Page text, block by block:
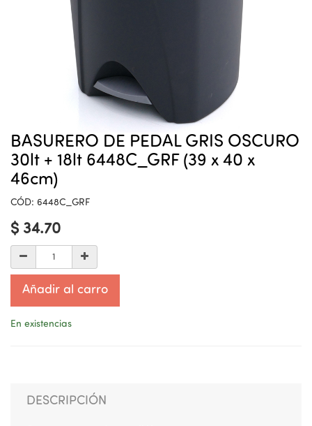
BASURERO DE PEDAL GRIS OSCURO
30lt + 18lt 6448C_GRF (39 x 40 x
46cm)
CÓD: 6448C_GRF
$ 34.70
Añadir al carro
En existencias
DESCRIPCIÓN